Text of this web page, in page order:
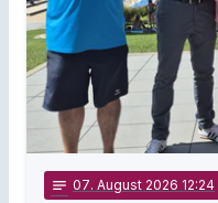
notes 07. August 2026 12:24